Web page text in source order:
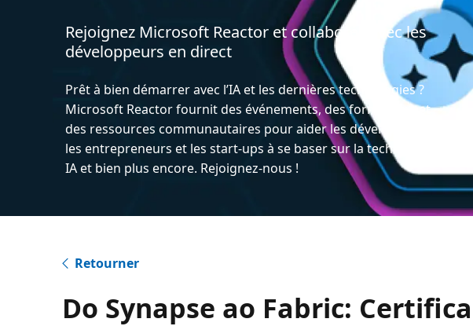
Rejoignez Microsoft Reactor et collaborez avec les
développeurs en direct
Prêt à bien démarrer avec l’IA et les dernières technologies ?
Microsoft Reactor fournit des événements, des formations et
des ressources communautaires pour aider les développeurs,
les entrepreneurs et les start-ups à se baser sur la technologie
IA et bien plus encore. Rejoignez-nous !
Retourner
Do Synapse ao Fabric: